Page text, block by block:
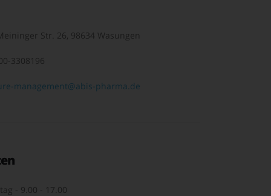
Str. 26, 98634 Wasungen
3308196
management@abis-pharma.de
- 9.00 - 17.00